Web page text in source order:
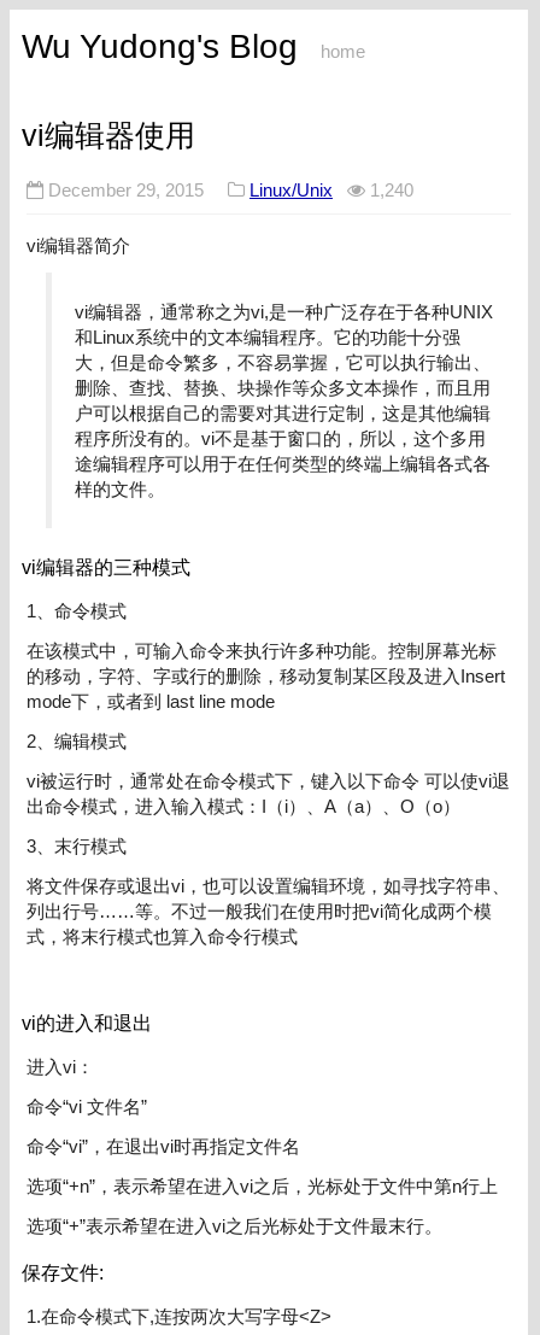
Wu Yudong's Blog home
vi编辑器使用
December 29, 2015 Linux/Unix 1,240
vi编辑器简介
vi编辑器，通常称之为vi,是一种广泛存在于各种UNIX
和Linux系统中的文本编辑程序。它的功能十分强
大，但是命令繁多，不容易掌握，它可以执行输出、
删除、查找、替换、块操作等众多文本操作，而且用
户可以根据自己的需要对其进行定制，这是其他编辑
程序所没有的。vi不是基于窗口的，所以，这个多用
途编辑程序可以用于在任何类型的终端上编辑各式各
样的文件。
vi编辑器的三种模式
1、命令模式
在该模式中，可输入命令来执行许多种功能。控制屏幕光标
的移动，字符、字或行的删除，移动复制某区段及进入Insert
mode下，或者到 last line mode
2、编辑模式
vi被运行时，通常处在命令模式下，键入以下命令 可以使vi退
出命令模式，进入输入模式：I（i）、A（a）、O（o）
3、末行模式
将文件保存或退出vi，也可以设置编辑环境，如寻找字符串、
列出行号……等。不过一般我们在使用时把vi简化成两个模
式，将末行模式也算入命令行模式
vi的进入和退出
进入vi：
命令“vi 文件名”
命令“vi”，在退出vi时再指定文件名
选项“+n”，表示希望在进入vi之后，光标处于文件中第n行上
选项“+”表示希望在进入vi之后光标处于文件最末行。
保存文件:
1.在命令模式下,连按两次大写字母<Z>